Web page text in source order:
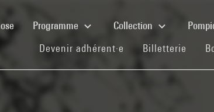
(current)Programme Collection
Devenir adhérent·e (current)
Billetterie